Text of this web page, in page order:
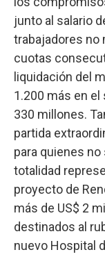
junto al salario
trabajadores no
cuotas
liquidación del
1.200 más en el
330 millones.
partida
para quienes no
totalidad
proyecto de
más de US$ 2
destinados al
nuevo Hospital